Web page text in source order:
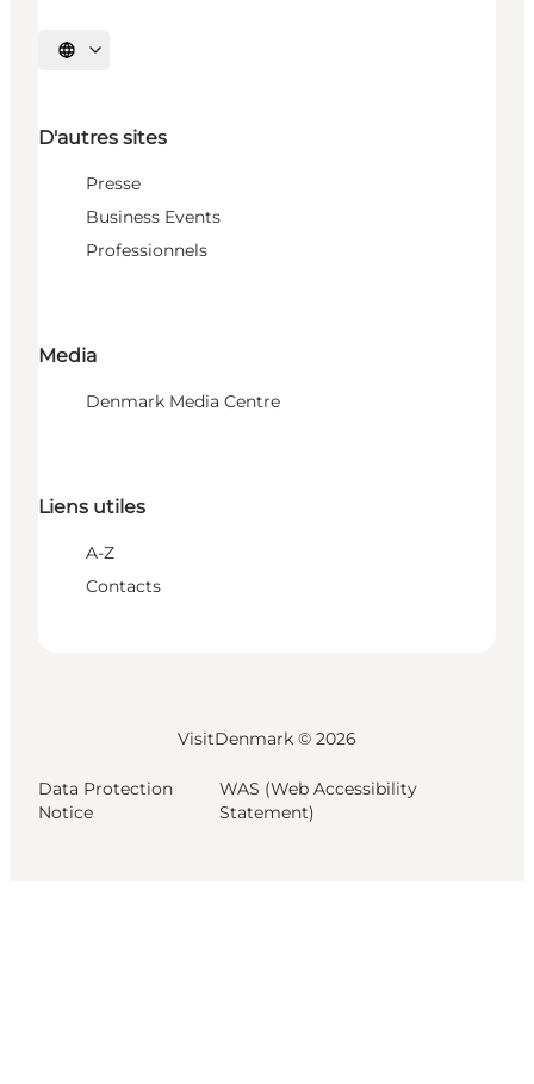
Choisissez la langue
D'autres sites
Presse
Business Events
Professionnels
Media
Denmark Media Centre
Liens utiles
A-Z
Contacts
VisitDenmark © 2026
Data Protection
Notice
WAS (Web Accessibility
Statement)